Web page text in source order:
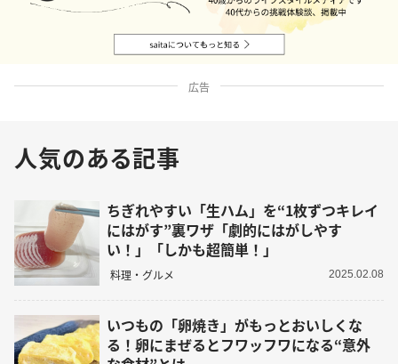
広告
人気のある記事
ちぎれやすい「生ハム」を“1枚ずつキレイ
にはがす”裏ワザ「劇的にはがしやす
い！」「しかも超簡単！」
料理・グルメ 2025.02.08
いつもの「卵焼き」がもっとおいしくな
る！卵にまぜるとフワッフワになる“意外